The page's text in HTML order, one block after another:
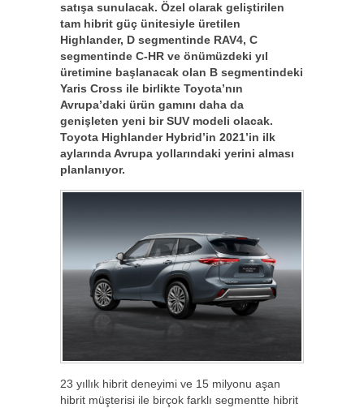
satışa sunulacak. Özel olarak geliştirilen
tam hibrit güç ünitesiyle üretilen
Highlander, D segmentinde RAV4, C
segmentinde C-HR ve önümüzdeki yıl
üretimine başlanacak olan B segmentindeki
Yaris Cross ile birlikte Toyota’nın
Avrupa’daki ürün gamını daha da
genişleten yeni bir SUV modeli olacak.
Toyota Highlander Hybrid’in 2021’in ilk
aylarında Avrupa yollarındaki yerini alması
planlanıyor.
23 yıllık hibrit deneyimi ve 15 milyonu aşan
hibrit müşterisi ile birçok farklı segmentte hibrit